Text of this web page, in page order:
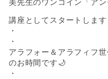
美先生のワンコイン「ア
講座としてスタートします
・
・
アラフォー＆アラフィフ
のお時間です🌙
・